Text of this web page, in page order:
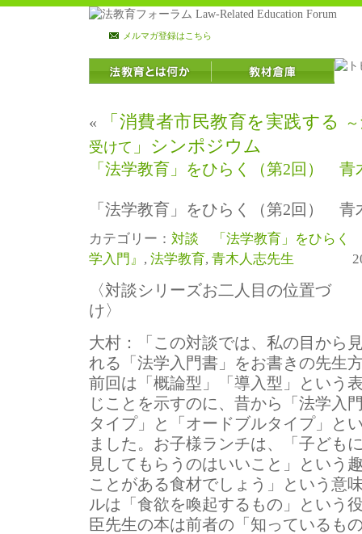
メルマガ登録はこちら
« 「消費者市民教育を実践する
受けて 」シンポジウム
「法学教育」をひらく（第2回）
「法学教育」をひらく（第2回）
カテゴリー： 対談 「法学教育」をひらく
学入門』 , 法学教育, 青木人志先生 2013
〈対談シリーズお二人目の位置づ
け〉
大村：
「この対談では、私の目から
れる「法学入門書」をお書きの先生
前回は「概論型」「導入型」という
じことを示すのに、昔から「法学入
タイプ」と「オードブルタイプ」と
ました。お子様ランチは、「子ども
見してもらうのはいいこと」という
ことがある食材でしょう」という意
ルは「食欲を喚起するもの」という
臣先生の本は前者の「知っているも